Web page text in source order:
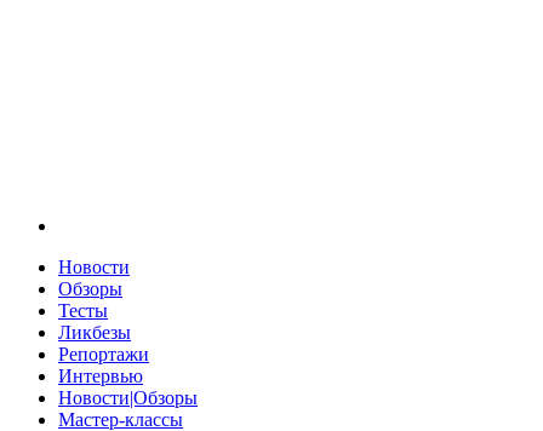
Новости
Обзоры
Тесты
Ликбезы
Репортажи
Интервью
Новости|Обзоры
Мастер-классы